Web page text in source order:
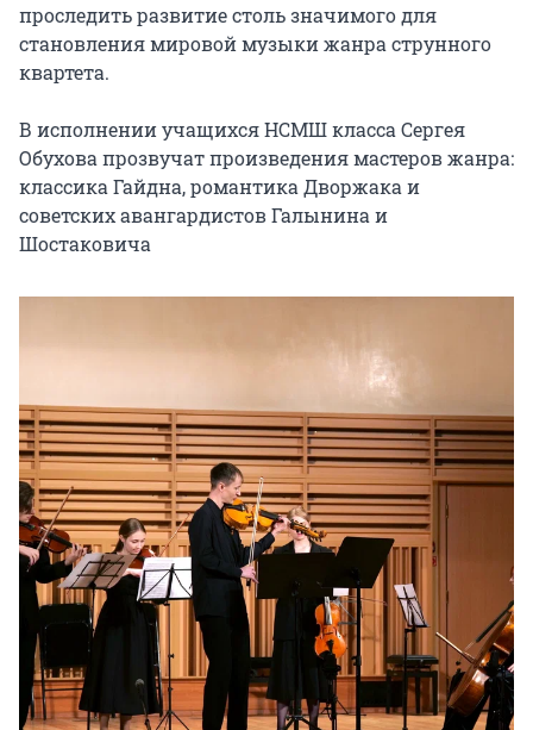
проследить развитие столь значимого для
становления мировой музыки жанра струнного
квартета.
В исполнении учащихся НСМШ класса Сергея
Обухова прозвучат произведения мастеров жанра:
классика Гайдна, романтика Дворжака и
советских авангардистов Галынина и
Шостаковича